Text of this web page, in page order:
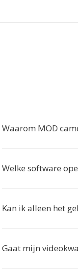
Waarom MOD
Welke software
Kan ik alleen het
Gaat mijn